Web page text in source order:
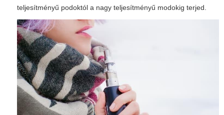
teljesítményű podoktól a nagy teljesítményű modokig terjed.